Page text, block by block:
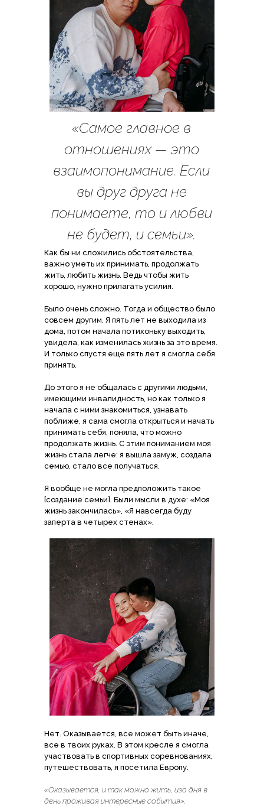
Как бы ни сложились обстоятельства,
важно уметь их принимать, продолжать
жить, любить жизнь. Ведь чтобы жить
хорошо, нужно прилагать усилия.
Было очень сложно. Тогда и общество было
совсем другим. Я пять лет не выходила из
дома, потом начала потихоньку выходить,
увидела, как изменилась жизнь за это время.
И только спустя еще пять лет я смогла себя
принять.
До этого я не общалась с другими людьми,
имеющими инвалидность, но как только я
начала с ними знакомиться, узнавать
поближе, я сама смогла открыться и начать
принимать себя, поняла, что можно
продолжать жизнь. С этим пониманием моя
жизнь стала легче: я вышла замуж, создала
семью, стало все получаться.
Я вообще не могла предположить такое
[создание семьи]. Были мысли в духе: «Моя
жизнь закончилась», «Я навсегда буду
заперта в четырех стенах».
Нет. Оказывается, все может быть иначе,
все в твоих руках. В этом кресле я смогла
участвовать в спортивных соревнованиях,
путешествовать, я посетила Европу.
«Оказывается, и так можно жить, изо дня в
день проживая интересные события».
«Самое главное в
отношениях — это
взаимопонимание. Если
вы друг друга не
понимаете, то и любви
не будет, и семьи».